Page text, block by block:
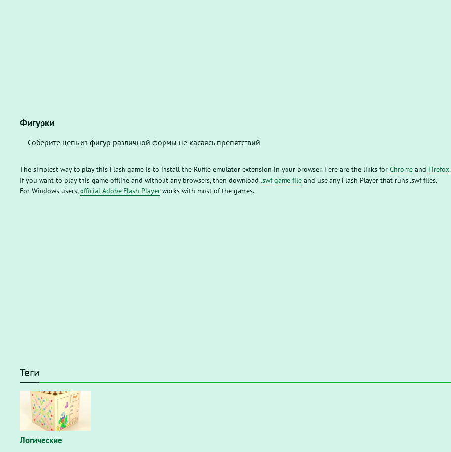
Фигурки
Соберите цепь из фигур различной формы не касаясь препятствий
The simplest way to play this Flash game is to install the Ruffle emulator extension in your browser. Here are the links for Chrome and Firefox.
If you want to play this game offline and without any browsers, then download .swf game file and use any Flash Player that runs .swf files.
For Windows users,official Adobe Flash Player works with most of the games.
Теги
Логические